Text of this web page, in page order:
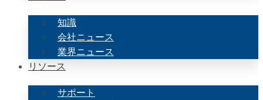
知識
会社ニュース
業界ニュース
リソース
サポート